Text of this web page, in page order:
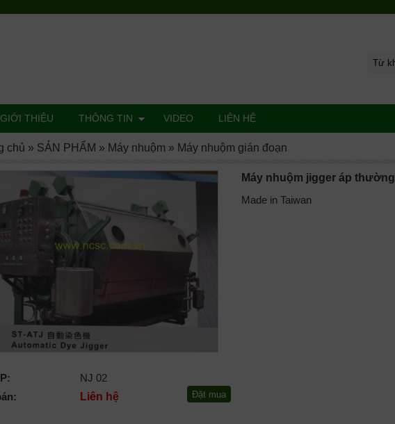
Máy nhuộm jigger áp thường
Made in Taiwan
NJ 02
Liên hệ
chủ » SẢN PHẨM » Máy nhuộm » Máy nhuộm gián đoạn
GIỚI THIỆU THÔNG TIN VIDEO LIÊN HỆ